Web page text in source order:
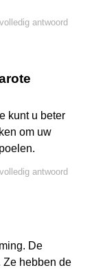
antwoord
kunt u beter
om uw
antwoord
De
Ze hebben de